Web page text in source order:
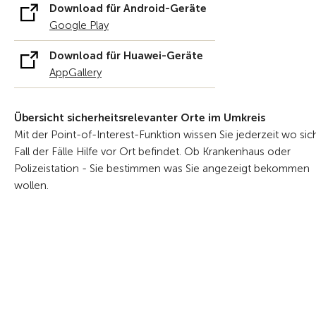
Download für Android-Geräte
Google Play
Download für Huawei-Geräte
AppGallery
Übersicht sicherheitsrelevanter Orte im Umkreis
Mit der Point-of-Interest-Funktion wissen Sie jederzeit wo
Fall der Fälle Hilfe vor Ort befindet. Ob Krankenhaus oder
Polizeistation - Sie bestimmen was Sie angezeigt bekommen
wollen.